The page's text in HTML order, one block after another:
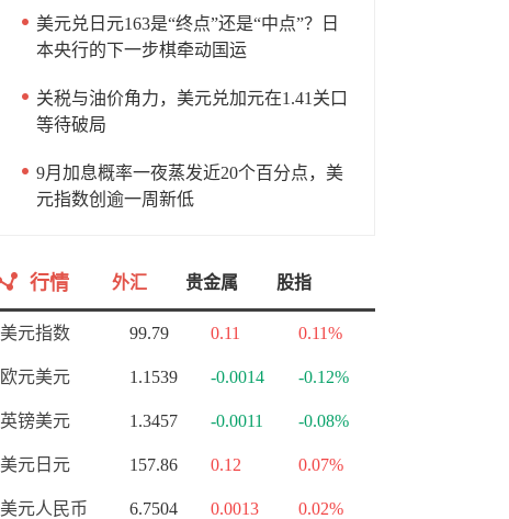
美元兑日元163是“终点”还是“中点”？日
本央行的下一步棋牵动国运
关税与油价角力，美元兑加元在1.41关口
等待破局
9月加息概率一夜蒸发近20个百分点，美
元指数创逾一周新低
行情 外汇 贵金属 股指
美元指数 99.79 0.11 0.11%
欧元美元 1.1539 -0.0014 -0.12%
英镑美元 1.3457 -0.0011 -0.08%
美元日元 157.86 0.12 0.07%
美元人民币 6.7504 0.0013 0.02%